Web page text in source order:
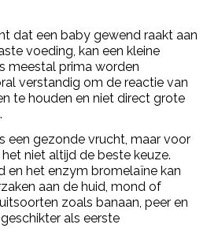
dat een baby gewend raakt aan
voeding, kan een kleine
meestal prima worden
verstandig om de reactie van
te houden en niet direct grote
een gezonde vrucht, maar voor
het niet altijd de beste keuze.
en het enzym bromelaïne kan
aan de huid, mond of
zoals banaan, peer en
als eerste